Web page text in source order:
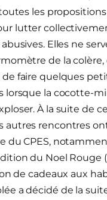
les
lutter
Elles ne
de la colère,
faire quelques
lorsque la cocotte-
À la suite de
autres rencontres
du CPES,
du Noel Rouge
de cadeaux aux
a décidé de la